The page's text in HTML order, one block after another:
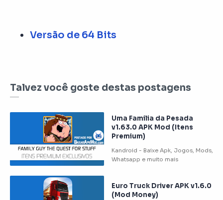
Versão de 64 Bits
Talvez você goste destas postagens
Uma Familia da Pesada
v1.63.0 APK Mod (Itens
Premium)
Euro Truck Driver APK v1.6.0
(Mod Money)